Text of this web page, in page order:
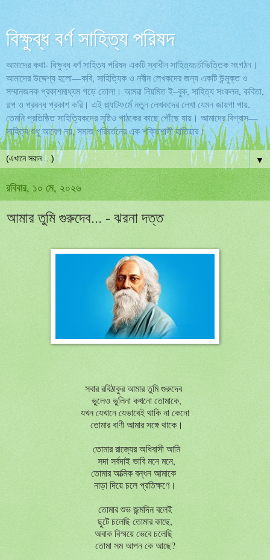
বিক্ষুব্ধ বর্ণ সাহিত্য পরিষদ
আমাদের কথা- বিক্ষুব্ধ বর্ণ সাহিত্য পরিষদ একটি স্বাধীন সাহিত্যচর্চাভিত্তিক সংগঠন।
আমাদের উদ্দেশ্য হলো—কবি, সাহিত্যিক ও নবীন লেখকদের জন্য একটি উন্মুক্ত ও
সম্মানজনক প্রকাশমাধ্যম গড়ে তোলা। আমরা নিয়মিত ই–বুক, সাহিত্য সংকলন, কবিতা,
গল্প ও প্রবন্ধ প্রকাশ করি। এই প্ল্যাটফর্মে নতুন লেখকদের লেখা যেমন জায়গা পায়,
তেমনি প্রতিষ্ঠিত সাহিত্যিকদের সৃষ্টিও পাঠকের কাছে পৌঁছে যায়। আমাদের বিশ্বাস—
সাহিত্য শুধু আবেগ নয়, সমাজ পরিবর্তনের এক শক্তিশালী হাতিয়ার।
▼
রবিবার, ১০ মে, ২০২৬
আমার তুমি গুরুদেব... - ঝরনা দত্ত
সবার রবিঠাকুর আমার তুমি গুরুদেব
ভুলেও ভুলিনা কখনো তোমাকে,
যখন যেখানে যেভাবেই থাকি না কেনো
তোমার বাণী আমার সঙ্গে থাকে।
তোমার রাজ্যের অধিবাসী আমি
সদা সর্বদাই ভাবি মনে মনে,
তোমার আত্মিক বন্ধন আমাকে
নাড়া দিয়ে চলে প্রতিক্ষণে।
তোমার শুভ জন্মদিন বলেই
ছুটে চলেছি তোমার কাছে,
অবাক বিস্ময়ে ভেবে চলেছি
তোমা সম আপন কে আছে?